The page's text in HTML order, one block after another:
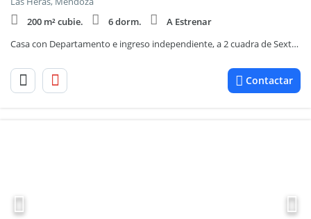
200 m² cubie.
6 dorm.
A Estrenar
Casa con Departamento e ingreso independiente, a 2 cuadra de Sexta Seccion
Contactar